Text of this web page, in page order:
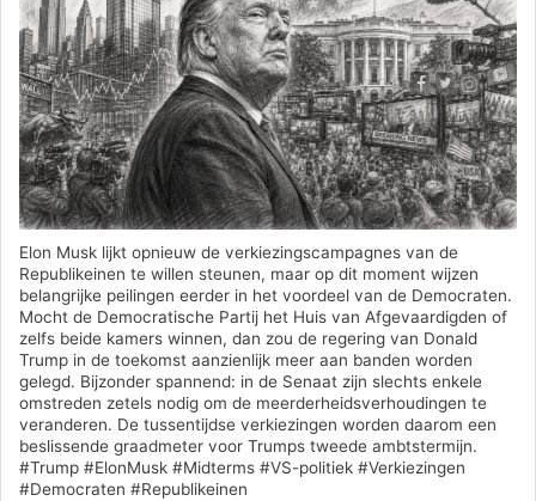
Elon Musk lijkt opnieuw de verkiezingscampagnes van de
Republikeinen te willen steunen, maar op dit moment wijzen
belangrijke peilingen eerder in het voordeel van de Democraten.
Mocht de Democratische Partij het Huis van Afgevaardigden of
zelfs beide kamers winnen, dan zou de regering van Donald
Trump in de toekomst aanzienlijk meer aan banden worden
gelegd. Bijzonder spannend: in de Senaat zijn slechts enkele
omstreden zetels nodig om de meerderheidsverhoudingen te
veranderen. De tussentijdse verkiezingen worden daarom een
beslissende graadmeter voor Trumps tweede ambtstermijn.
#Trump #ElonMusk #Midterms #VS-politiek #Verkiezingen
#Democraten #Republikeinen